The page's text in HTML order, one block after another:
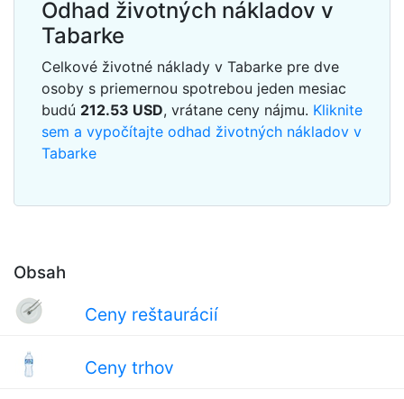
Obsah
Ceny reštaurácií
Ceny trhov
Odhad životných nákladov v
Tabarke
Celkové životné náklady v Tabarke pre dve
osoby s priemernou spotrebou jeden mesiac
budú 212.53 USD, vrátane ceny nájmu. Kliknite
sem a vypočítajte odhad životných nákladov v
Tabarke